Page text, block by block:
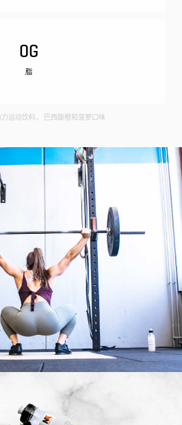
0G
脂
运动饮料， 巴西酸橙和菠萝口味